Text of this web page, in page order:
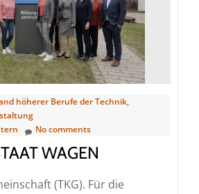
im
Umbruch
höherer Berufe der Technik,
No comments
WAGEN
(TKG). Für die